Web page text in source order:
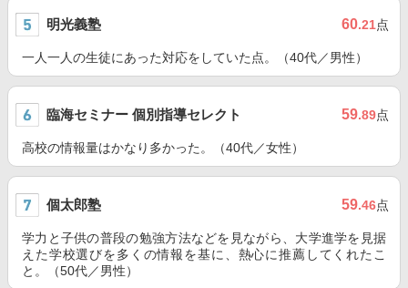
明光義塾 60.21点
一人一人の生徒にあった対応をしていた点。（40代／男性）
臨海セミナー 個別指導セレクト 59.89点
高校の情報量はかなり多かった。（40代／女性）
個太郎塾 59.46点
学力と子供の普段の勉強方法などを見ながら、大学進学を見据
えた学校選びを多くの情報を基に、熱心に推薦してくれたこ
と。（50代／男性）